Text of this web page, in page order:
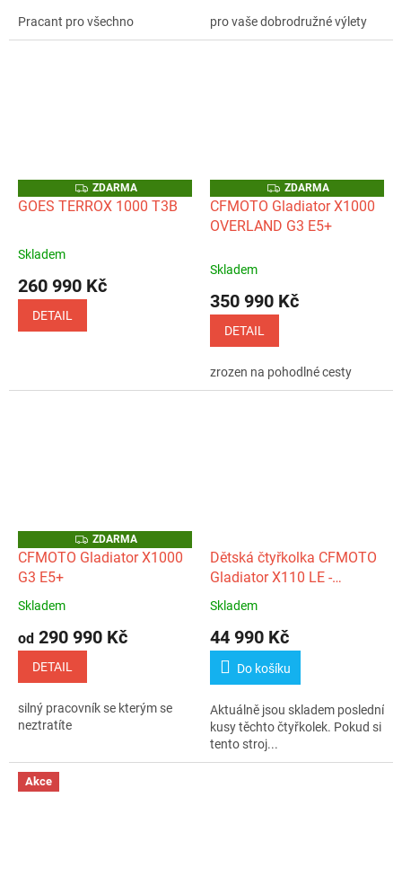
5
hvězdiček.
Pracant pro všechno
5
hvězdiček.
pro vaše dobrodružné výlety
Z
D
A
ZDARMA
GOES TERROX 1000 T3B
Průměrné
produktu
Skladem
260 990 Kč
DETAIL
Z
D
A
R
ZDARMA
CFMOTO Gladiator X1000
OVERLAND G3 E5+
Skladem
350 990 Kč
DETAIL
zrozen na pohodlné cesty
Z
D
A
ZDARMA
CFMOTO Gladiator X1000
G3 E5+
Průměrné
produktu
5
hvězdiček.
Skladem
od 290 990 Kč
DETAIL
silný pracovník se kterým se
neztratíte
Dětská čtyřkolka CFMOTO
Gladiator X110 LE -
červená
Průměrné
produktu
5,0
5
hvězdiček.
Skladem
44 990 Kč
Do košíku
Aktuálně jsou skladem poslední
kusy těchto čtyřkolek. Pokud si
tento stroj...
Akce